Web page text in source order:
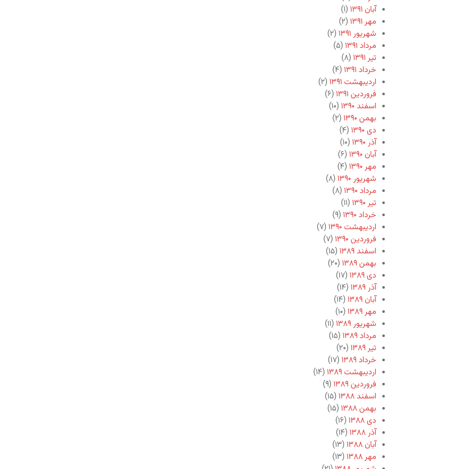
آبان ۱۳۹۱
(۱)
مهر ۱۳۹۱
(۲)
شهریور ۱۳۹۱
(۲)
مرداد ۱۳۹۱
(۵)
تیر ۱۳۹۱
(۸)
خرداد ۱۳۹۱
(۴)
اردیبهشت ۱۳۹۱
(۲)
فروردین ۱۳۹۱
(۶)
اسفند ۱۳۹۰
(۱۰)
بهمن ۱۳۹۰
(۲)
دی ۱۳۹۰
(۴)
آذر ۱۳۹۰
(۱۰)
آبان ۱۳۹۰
(۶)
مهر ۱۳۹۰
(۴)
شهریور ۱۳۹۰
(۸)
مرداد ۱۳۹۰
(۸)
تیر ۱۳۹۰
(۱۱)
خرداد ۱۳۹۰
(۹)
اردیبهشت ۱۳۹۰
(۷)
فروردین ۱۳۹۰
(۷)
اسفند ۱۳۸۹
(۱۵)
بهمن ۱۳۸۹
(۲۰)
دی ۱۳۸۹
(۱۷)
آذر ۱۳۸۹
(۱۴)
آبان ۱۳۸۹
(۱۴)
مهر ۱۳۸۹
(۱۰)
شهریور ۱۳۸۹
(۱۱)
مرداد ۱۳۸۹
(۱۵)
تیر ۱۳۸۹
(۲۰)
خرداد ۱۳۸۹
(۱۷)
اردیبهشت ۱۳۸۹
(۱۴)
فروردین ۱۳۸۹
(۹)
اسفند ۱۳۸۸
(۱۵)
بهمن ۱۳۸۸
(۱۵)
دی ۱۳۸۸
(۱۶)
آذر ۱۳۸۸
(۱۴)
آبان ۱۳۸۸
(۱۳)
مهر ۱۳۸۸
(۱۳)